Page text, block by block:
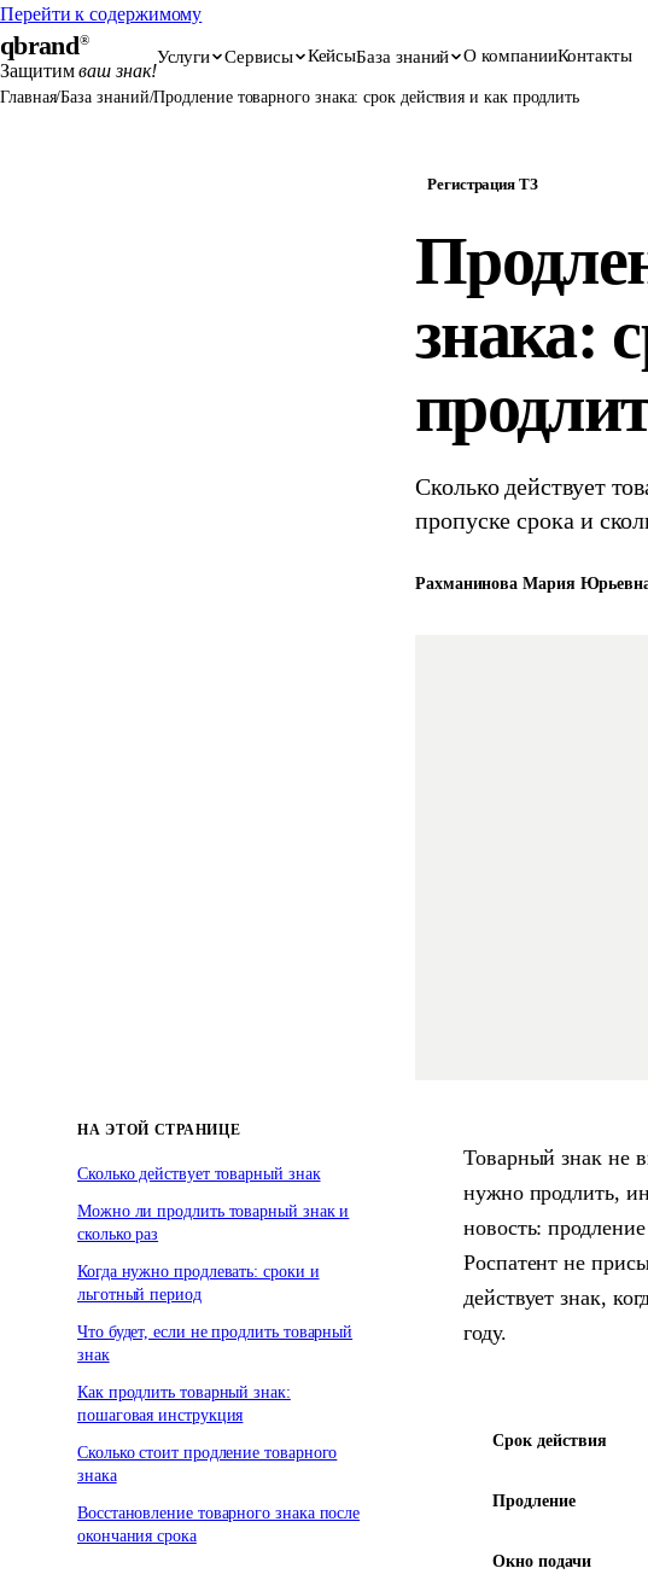
Перейти к содержимому
qbrand®
Защитимваш знак!
Услуги Сервисы КейсыБаза знаний О компанииКонтакты
Главная/База знаний/Продление товарного знака: срок действия и как продлить
Регистрация ТЗ
знака:
Сколько действует
пропуске срока и
Рахманинова Мария
НА ЭТОЙ СТРАНИЦЕ
Сколько действует товарный знак
Можно ли продлить товарный знак и
сколько раз
Когда нужно продлевать: сроки и
льготный период
Что будет, если не продлить товарный
знак
Как продлить товарный знак:
пошаговая инструкция
Сколько стоит продление товарного
знака
Восстановление товарного знака после
окончания срока
Товарный знак не
нужно продлить,
новость:
Роспатент не
действует знак,
году.
Срок действия
Продление
Окно подачи